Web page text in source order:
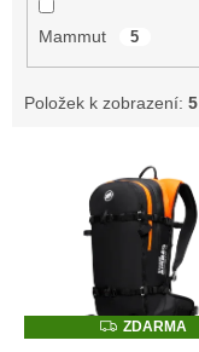
Mammut 5
Položek k zobrazení: 5
Z
D
ZDARMA